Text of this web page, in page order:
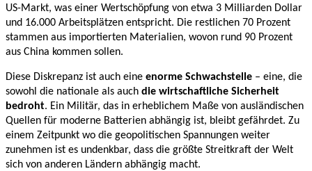
US-Markt, was einer Wertschöpfung von etwa 3 Milliarden Dollar
und 16.000 Arbeitsplätzen entspricht. Die restlichen 70 Prozent
stammen aus importierten Materialien, wovon rund 90 Prozent
aus China kommen sollen.
Diese Diskrepanz ist auch eine enorme Schwachstelle – eine, die
sowohl die nationale als auch die wirtschaftliche Sicherheit
bedroht. Ein Militär, das in erheblichem Maße von ausländischen
Quellen für moderne Batterien abhängig ist, bleibt gefährdet. Zu
einem Zeitpunkt wo die geopolitischen Spannungen weiter
zunehmen ist es undenkbar, dass die größte Streitkraft der Welt
sich von anderen Ländern abhängig macht.